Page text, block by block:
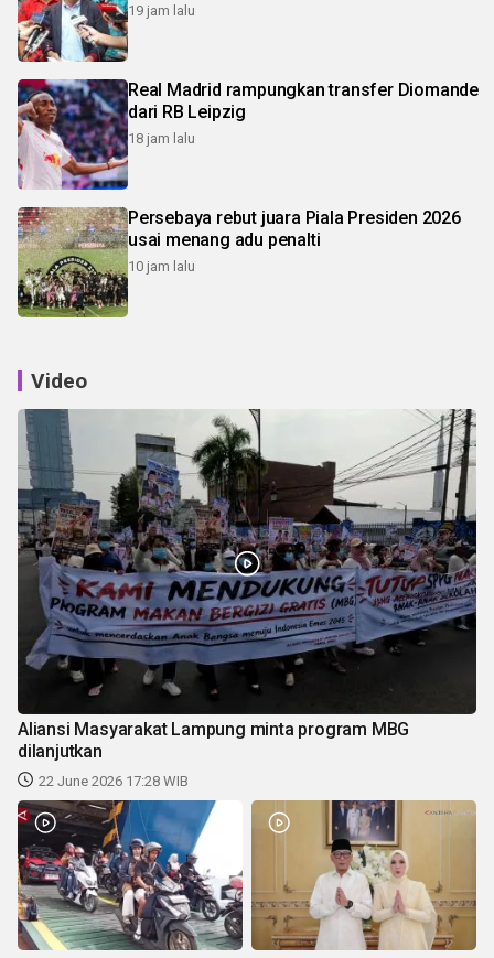
19 jam lalu
Real Madrid rampungkan transfer Diomande
dari RB Leipzig
18 jam lalu
Persebaya rebut juara Piala Presiden 2026
usai menang adu penalti
10 jam lalu
Video
Aliansi Masyarakat Lampung minta program MBG
dilanjutkan
22 June 2026 17:28 WIB